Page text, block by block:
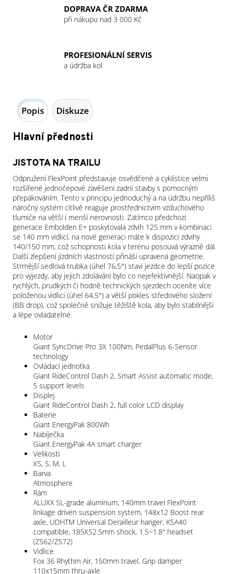
DOPRAVA ČR ZDARMA
při nákupu nad 3 000 Kč
PROFESIONÁLNÍ SERVIS
a údržba kol
Popis Diskuze
Hlavní přednosti
JISTOTA NA TRAILU
Odpružení FlexPoint představuje osvědčené a cyklistice velmi
rozšířené jednočepové zavěšení zadní stavby s pomocným
přepákováním. Tento v principu jednoduchý a na údržbu nepříliš
náročný systém citlivě reaguje prostřednictvím vzduchového
tlumiče na větší i menší nerovnosti. Zatímco předchozí
generace Embolden E+ poskytovala zdvih 125 mm v kombinaci
se 140 mm vidlicí, na nové generaci máte k dispozici zdvihy
140/150 mm, což schopnosti kola v terénu posouvá výrazně dál.
Další zlepšení jízdních vlastností přináší upravená geometrie.
Strmější sedlová trubka (úhel 76,5°) staví jezdce do lepší pozice
pro výjezdy, aby jejich zdolávání bylo co nejefektivnější. Naopak v
rychlých, prudkých či hodně technických sjezdech oceníte více
položenou vidlici (úhel 64,5°) a větší pokles středového složení
(BB drop), což společně snižuje těžiště kola, aby bylo stabilnější
a lépe ovladatelné.
Motor
Giant SyncDrive Pro 3X 100Nm, PedalPlus 6-Sensor
technology
Ovládací jednotka
Giant RideControl Dash 2, Smart Assist automatic mode,
5 support levels
Displej
Giant RideControl Dash 2, full color LCD display
Baterie
Giant EnergyPak 800Wh
Nabíječka
Giant EnergyPak 4A smart charger
Velikosti
XS, S, M, L
Barva
Atmosphere
Rám
ALUXX SL-grade aluminum, 140mm travel FlexPoint
linkage driven suspension system, 148x12 Boost rear
axle, UDHTM Universal Derailleur hanger, KSA40
compatible, 185X52.5mm shock, 1.5~1.8" headset
(ZS62/ZS72)
Vidlice
Fox 36 Rhythm Air, 150mm travel, Grip damper
110x15mm thru-axle